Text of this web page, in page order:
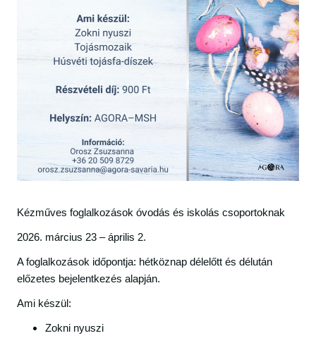
Kézműves foglalkozások óvodás és iskolás csoportoknak
2026. március 23 – április 2.
A foglalkozások időpontja: hétköznap délelőtt és délután
előzetes bejelentkezés alapján.
Ami készül:
Zokni nyuszi